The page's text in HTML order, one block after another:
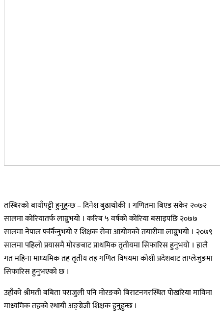
तस्बिरको बायाँपट्टी हुनुहुन्छ – दिनेश बुढाथोकी । गणितमा बिएड सकेर २०७२
सालमा कोरियातर्फ लाग्नुभयो । करिब ५ वर्षको कोरिया बसाइपछि २०७७
सालमा नेपाल फर्किनुभयो र शिक्षक सेवा आयोगको तयारीमा लाग्नुभयो । २०७९
सालमा पहिलो प्रयासमै मोरङबाट प्राथमिक तृतीयमा सिफारिस हुनुभयो । हालै
गत महिना माध्यमिक तह तृतीय तह गणित विषयमा कोशी प्रदेशबाट ताप्लेजुङमा
सिफारिस हुनुभएको छ ।
उहाँको श्रीमती बबिता पराजुली पनि मोरङको बिराटनगरस्थित पोखरिया माविमा
माध्यमिक तहको स्थायी अङ्ग्रेजी शिक्षक हुनुहुन्छ ।